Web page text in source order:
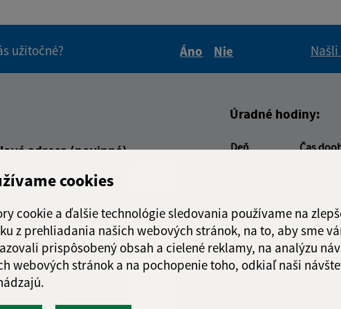
cookies
cookie a ďalšie technológie sledovania používame na
z prehliadania našich webových stránok, na to, aby sme
prispôsobený obsah a cielené reklamy, na analýzu
webových stránok a na pochopenie toho, odkiaľ naši
užitočné?
Áno
Nie
adresa (povinné)
Úradné hodiny:
Deň Čas
Štvrtok:
Piatok:
08:00 -
Obedňajšia